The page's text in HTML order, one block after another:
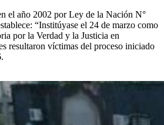
el año 2002 por Ley de la Nación N°
“Institúyase el 24 de marzo como
por la Verdad y la Justicia en
resultaron víctimas del proceso iniciado